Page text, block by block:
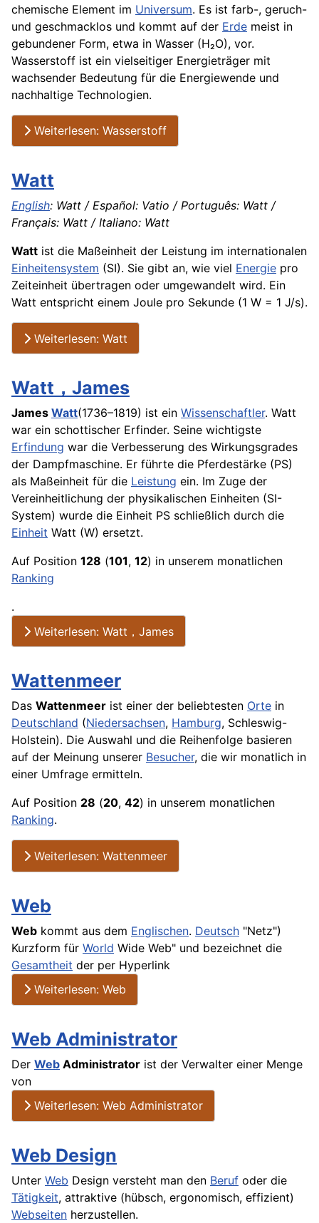
chemische Element im Universum. Es ist farb-, geruch-
und geschmacklos und kommt auf der Erde meist in
gebundener Form, etwa in Wasser (H₂O), vor.
Wasserstoff ist ein vielseitiger Energieträger mit
wachsender Bedeutung für die Energiewende und
nachhaltige Technologien.
Weiterlesen: Wasserstoff
Watt
English: Watt / Español: Vatio / Português: Watt /
Français: Watt / Italiano: Watt
Watt ist die Maßeinheit der Leistung im internationalen
Einheitensystem (SI). Sie gibt an, wie viel Energie pro
Zeiteinheit übertragen oder umgewandelt wird. Ein
Watt entspricht einem Joule pro Sekunde (1 W = 1 J/s).
Weiterlesen: Watt
Watt，James
James Watt(1736–1819) ist ein Wissenschaftler. Watt
war ein schottischer Erfinder. Seine wichtigste
Erfindung war die Verbesserung des Wirkungsgrades
der Dampfmaschine. Er führte die Pferdestärke (PS)
als Maßeinheit für die Leistung ein. Im Zuge der
Vereinheitlichung der physikalischen Einheiten (SI-
System) wurde die Einheit PS schließlich durch die
Einheit Watt (W) ersetzt.
Auf Position 128 (101, 12) in unserem monatlichen
Ranking
.
Weiterlesen: Watt，James
Wattenmeer
Das Wattenmeer ist einer der beliebtesten Orte in
Deutschland (Niedersachsen, Hamburg, Schleswig-
Holstein). Die Auswahl und die Reihenfolge basieren
auf der Meinung unserer Besucher, die wir monatlich in
einer Umfrage ermitteln.
Auf Position 28 (20, 42) in unserem monatlichen
Ranking.
Weiterlesen: Wattenmeer
Web
Web kommt aus dem Englischen. Deutsch "Netz")
Kurzform für World Wide Web" und bezeichnet die
Gesamtheit der per Hyperlink
Weiterlesen: Web
Web Administrator
Der Web Administrator ist der Verwalter einer Menge
von
Weiterlesen: Web Administrator
Web Design
Unter Web Design versteht man den Beruf oder die
Tätigkeit, attraktive (hübsch, ergonomisch, effizient)
Webseiten herzustellen.